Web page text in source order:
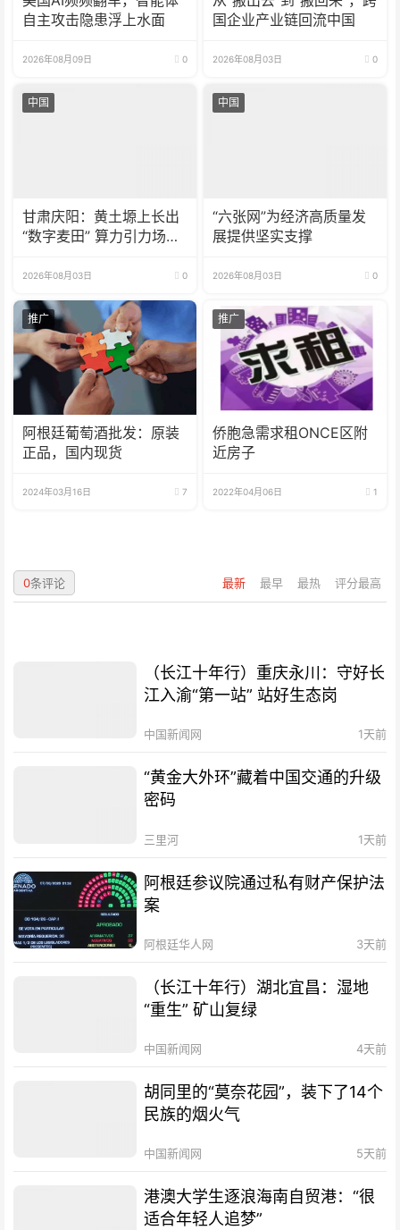
自主攻击隐患浮上水面
2026年08月09日 0
国企业产业链回流中国
2026年08月03日 0
中国
甘肃庆阳：黄土塬上长出
“数字麦田” 算力引力场聚
2026年08月03日 0
中国
“六张网”为经济高质量发
展提供坚实支撑
2026年08月03日 0
推广
阿根廷葡萄酒批发：原装
正品，国内现货
2024年03月16日 7
推广
侨胞急需求租ONCE区附
近房子
2022年04月06日 1
最新 最早 最热 评分最高
0条评论
（长江十年行）重庆永川：守好长
江入渝“第一站” 站好生态岗
中国新闻网 1天前
“黄金大外环”藏着中国交通的升级
密码
三里河 1天前
阿根廷参议院通过私有财产保护法
案
阿根廷华人网 3天前
（长江十年行）湖北宜昌：湿地
“重生” 矿山复绿
中国新闻网 4天前
胡同里的“莫奈花园”，装下了14个
民族的烟火气
中国新闻网 5天前
港澳大学生逐浪海南自贸港：“很
适合年轻人追梦”